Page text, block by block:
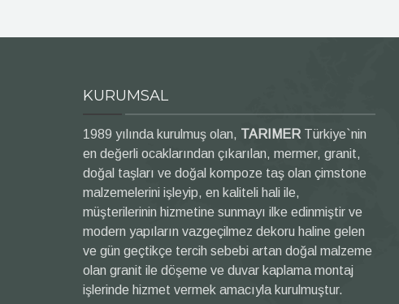
KURUMSAL
1989 yılında kurulmuş olan, TARIMER Türkiye`nin
en değerli ocaklarından çıkarılan, mermer, granit,
doğal taşları ve doğal kompoze taş olan çimstone
malzemelerini işleyip, en kaliteli hali ile,
müşterilerinin hizmetine sunmayı ilke edinmiştir ve
modern yapıların vazgeçilmez dekoru haline gelen
ve gün geçtikçe tercih sebebi artan doğal malzeme
olan granit ile döşeme ve duvar kaplama montaj
işlerinde hizmet vermek amacıyla kurulmuştur.